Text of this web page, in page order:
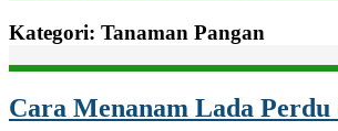
Kategori: Tanaman Pangan
Cara Menanam Lada